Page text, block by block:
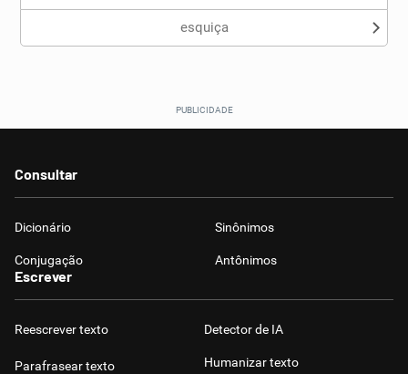
esquiça
Consultar
Dicionário Sinônimos
Conjugação Antônimos
Escrever
Reescrever texto
Parafrasear texto
Detector de IA
Humanizar texto